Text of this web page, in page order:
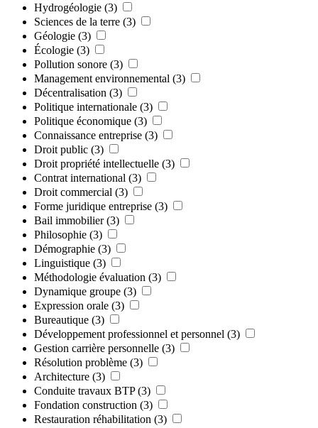
Hydrogéologie (3)
Sciences de la terre (3)
Géologie (3)
Écologie (3)
Pollution sonore (3)
Management environnemental (3)
Décentralisation (3)
Politique internationale (3)
Politique économique (3)
Connaissance entreprise (3)
Droit public (3)
Droit propriété intellectuelle (3)
Contrat international (3)
Droit commercial (3)
Forme juridique entreprise (3)
Bail immobilier (3)
Philosophie (3)
Démographie (3)
Linguistique (3)
Méthodologie évaluation (3)
Dynamique groupe (3)
Expression orale (3)
Bureautique (3)
Développement professionnel et personnel (3)
Gestion carrière personnelle (3)
Résolution problème (3)
Architecture (3)
Conduite travaux BTP (3)
Fondation construction (3)
Restauration réhabilitation (3)